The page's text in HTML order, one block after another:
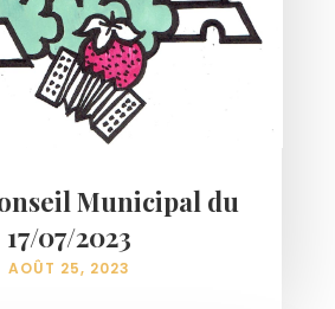
Municipal du
17/07/2023
AOÛT 25, 2023